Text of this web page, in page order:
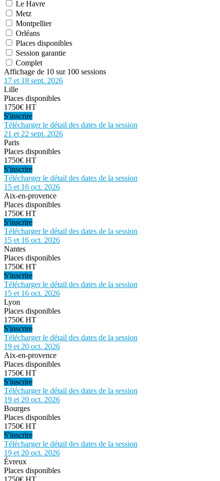
Le Havre
Metz
Montpellier
Orléans
Places disponibles
Session garantie
Complet
Affichage de 10 sur 100 sessions
17 et 18 sept. 2026
Lille
Places disponibles
1750€ HT
S'inscrire
Télécharger le détail des dates de la session
21 et 22 sept. 2026
Paris
Places disponibles
1750€ HT
S'inscrire
Télécharger le détail des dates de la session
15 et 16 oct. 2026
Aix-en-provence
Places disponibles
1750€ HT
S'inscrire
Télécharger le détail des dates de la session
15 et 16 oct. 2026
Nantes
Places disponibles
1750€ HT
S'inscrire
Télécharger le détail des dates de la session
15 et 16 oct. 2026
Lyon
Places disponibles
1750€ HT
S'inscrire
Télécharger le détail des dates de la session
19 et 20 oct. 2026
Aix-en-provence
Places disponibles
1750€ HT
S'inscrire
Télécharger le détail des dates de la session
19 et 20 oct. 2026
Bourges
Places disponibles
1750€ HT
S'inscrire
Télécharger le détail des dates de la session
19 et 20 oct. 2026
Évreux
Places disponibles
1750€ HT